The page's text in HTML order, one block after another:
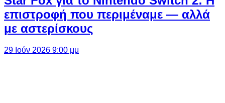
επιστροφή που περιμέναμε — αλλά
με αστερίσκους
29 Ιούν 2026 9:00 μμ